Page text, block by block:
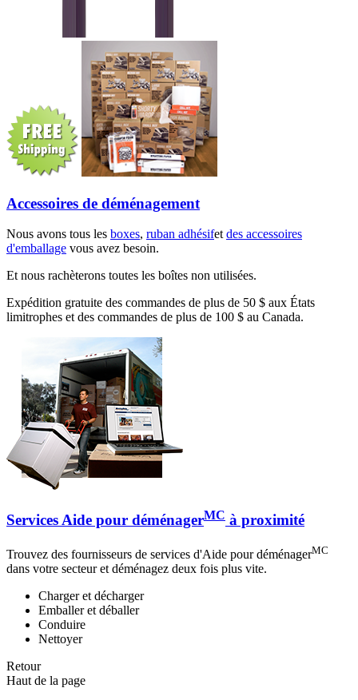
Accessoires de déménagement
Nous avons tous les boxes, ruban adhésifetdes accessoires
d'emballage vous avez besoin.
Et nous rachèterons toutes les boîtes non utilisées.
Expédition gratuite des commandes de plus de 50 $ aux États
limitrophes et des commandes de plus de 100 $ au Canada.
Services Aide pour déménagerMC à proximité
Trouvez des fournisseurs de services d'Aide pour déménagerMC
dans votre secteur et déménagez deux fois plus vite.
Charger et décharger
Emballer et déballer
Conduire
Nettoyer
Retour
Haut de la page